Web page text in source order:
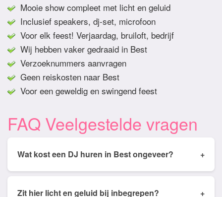
Mooie show compleet met licht en geluid
Inclusief speakers, dj-set, microfoon
Voor elk feest! Verjaardag, bruiloft, bedrijf
Wij hebben vaker gedraaid in Best
Verzoeknummers aanvragen
Geen reiskosten naar Best
Voor een geweldig en swingend feest
FAQ Veelgestelde vragen
Wat kost een DJ huren in Best ongeveer? +
tussen de € 350,- en € 950,- Prijs is afhankelijk
Zit hier licht en geluid bij inbegrepen? +